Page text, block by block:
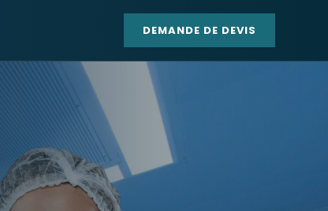
DEMANDE DE DEVIS